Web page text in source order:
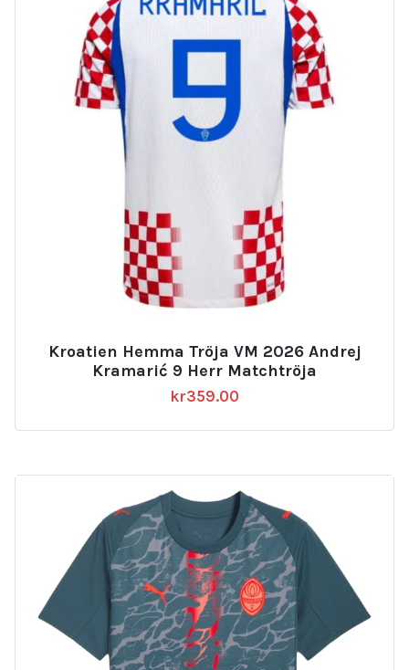
Kroatien Hemma Tröja VM 2026 Andrej
Kramarić 9 Herr Matchtröja
kr359.00